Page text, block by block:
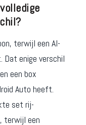
terwijl een AI-
Dat enige verschil
een box
Auto heeft.
set rij-
terwijl een